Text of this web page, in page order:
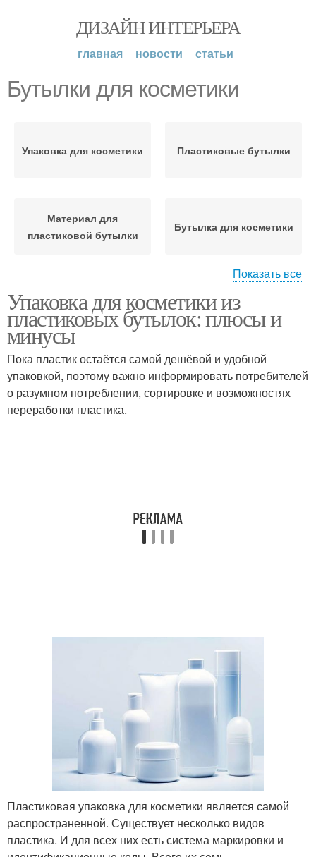
ДИЗАЙН ИНТЕРЬЕРА
главная новости статьи
Бутылки для косметики
Упаковка для косметики Пластиковые бутылки
Материал для
пластиковой бутылки
Бутылка для косметики
пластиковых бутылок
окружающую среду
Вещества в косметику
Показать все
Упаковка для косметики из
пластиковых бутылок: плюсы и
минусы
Пока пластик остаётся самой дешёвой и удобной
упаковкой, поэтому важно информировать потребителей
о разумном потреблении, сортировке и возможностях
переработки пластика.
Пластиковая упаковка для косметики является самой
распространенной. Существует несколько видов
пластика. И для всех них есть система маркировки и